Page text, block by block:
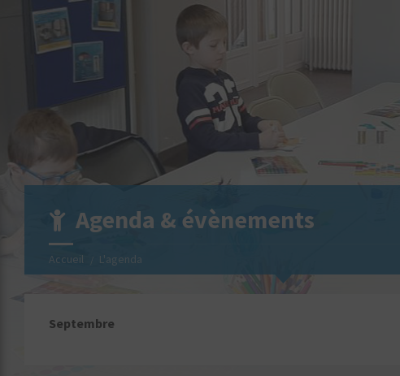
Agenda & évènements
Accueil L'agenda
Septembre